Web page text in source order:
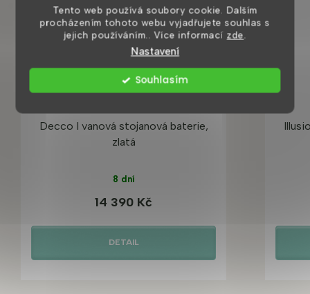
Tento web používá soubory cookie. Dalším
procházením tohoto webu vyjadřujete souhlas s
jejich používáním.. Více informací zde.
Nastavení
Souhlasím
Decco I vanová stojanová baterie,
zlatá
8 dní
14 390 Kč
DETAIL